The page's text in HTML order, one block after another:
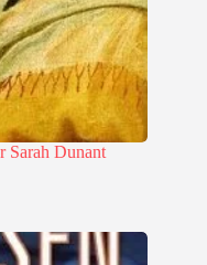
Sarah Dunant